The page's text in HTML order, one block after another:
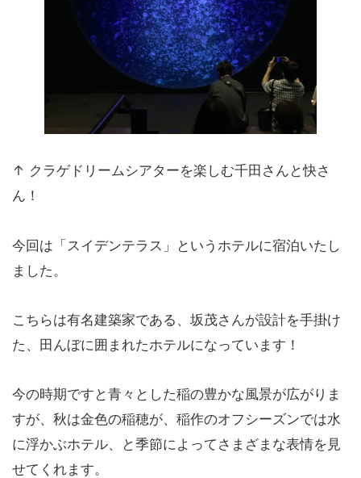
↑ クラゲドリームシアターを楽しむ千田さんと快さ
ん！
今回は「スイデンテラス」というホテルに宿泊いたし
ました。
こちらは有名建築家である、坂茂さんが設計を手掛け
た、田んぼに囲まれたホテルになっています！
今の時期ですと青々とした稲の豊かな風景が広がりま
すが、秋は金色の稲穂が、稲作のオフシーズンでは水
に浮かぶホテル、と季節によってさまざまな表情を見
せてくれます。